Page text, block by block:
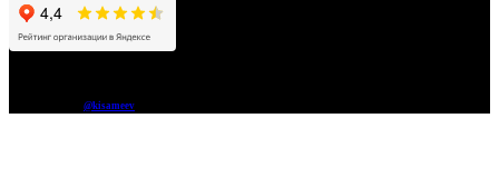
@kisameev